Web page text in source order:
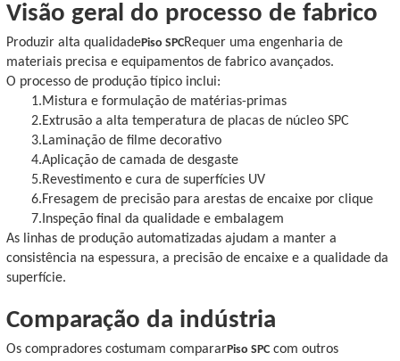
Visão geral do processo de fabrico
Produzir alta qualidadePiso SPCRequer uma engenharia de
materiais precisa e equipamentos de fabrico avançados.
O processo de produção típico inclui:
1.Mistura e formulação de matérias-primas
2.Extrusão a alta temperatura de placas de núcleo SPC
3.Laminação de filme decorativo
4.Aplicação de camada de desgaste
5.Revestimento e cura de superfícies UV
6.Fresagem de precisão para arestas de encaixe por clique
7.Inspeção final da qualidade e embalagem
As linhas de produção automatizadas ajudam a manter a
consistência na espessura, a precisão de encaixe e a qualidade da
superfície.
Comparação da indústria
Os compradores costumam compararPiso SPC com outros